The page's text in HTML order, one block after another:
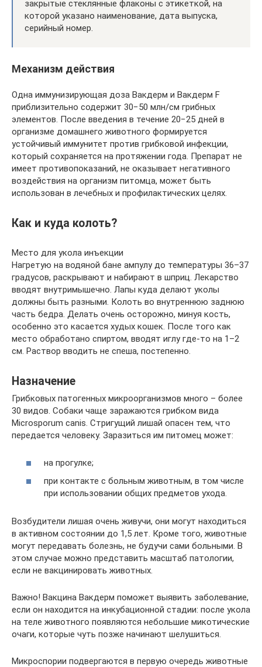
закрытые стеклянные флаконы с этикеткой, на
которой указано наименование, дата выпуска,
серийный номер.
Механизм действия
Одна иммунизирующая доза Вакдерм и Вакдерм F
приблизительно содержит 30−50 млн/см грибных
элементов. После введения в течение 20−25 дней в
организме домашнего животного формируется
устойчивый иммунитет против грибковой инфекции,
который сохраняется на протяжении года. Препарат не
имеет противопоказаний, не оказывает негативного
воздействия на организм питомца, может быть
использован в лечебных и профилактических целях.
Как и куда колоть?
Место для укола инъекции
Нагретую на водяной бане ампулу до температуры 36–37
градусов, раскрывают и набирают в шприц. Лекарство
вводят внутримышечно. Лапы куда делают уколы
должны быть разными. Колоть во внутреннюю заднюю
часть бедра. Делать очень осторожно, минуя кость,
особенно это касается худых кошек. После того как
место обработано спиртом, вводят иглу где-то на 1–2
см. Раствор вводить не спеша, постепенно.
Назначение
Грибковых патогенных микроорганизмов много – более
30 видов. Собаки чаще заражаются грибком вида
Microsporum canis. Стригущий лишай опасен тем, что
передается человеку. Заразиться им питомец может:
на прогулке;
при контакте с больным животным, в том числе
при использовании общих предметов ухода.
Возбудители лишая очень живучи, они могут находиться
в активном состоянии до 1,5 лет. Кроме того, животные
могут передавать болезнь, не будучи сами больными. В
этом случае можно представить масштаб патологии,
если не вакцинировать животных.
Важно! Вакцина Вакдерм поможет выявить заболевание,
если он находится на инкубационной стадии: после укола
на теле животного появляются небольшие микотические
очаги, которые чуть позже начинают шелушиться.
Микроспории подвергаются в первую очередь животные